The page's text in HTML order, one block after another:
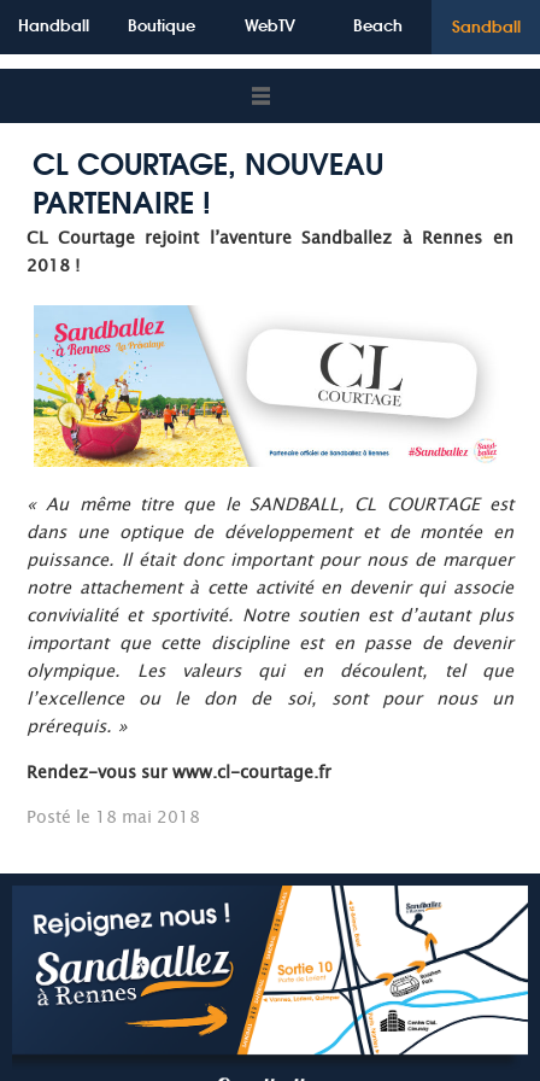
Handball Boutique WebTV Beach Sandball
CL COURTAGE, NOUVEAU
PARTENAIRE !
CL Courtage rejoint l’aventure Sandballez à Rennes en
2018 !
« Au même titre que le SANDBALL, CL COURTAGE est
dans une optique de développement et de montée en
puissance. Il était donc important pour nous de marquer
notre attachement à cette activité en devenir qui associe
convivialité et sportivité. Notre soutien est d’autant plus
important que cette discipline est en passe de devenir
olympique. Les valeurs qui en découlent, tel que
l’excellence ou le don de soi, sont pour nous un
prérequis. »
Rendez-vous sur www.cl-courtage.fr
Posté le 18 mai 2018